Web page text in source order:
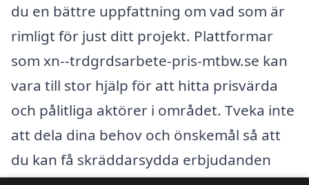
du en bättre uppfattning om vad som är
rimligt för just ditt projekt. Plattformar
som xn--trdgrdsarbete-pris-mtbw.se kan
vara till stor hjälp för att hitta prisvärda
och pålitliga aktörer i området. Tveka inte
att dela dina behov och önskemål så att
du kan få skräddarsydda erbjudanden